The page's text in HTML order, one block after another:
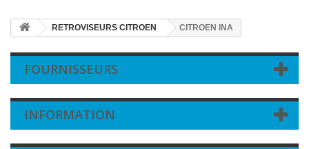
RETROVISEURS CITROEN CITROEN lNA
FOURNISSEURS
INFORMATION